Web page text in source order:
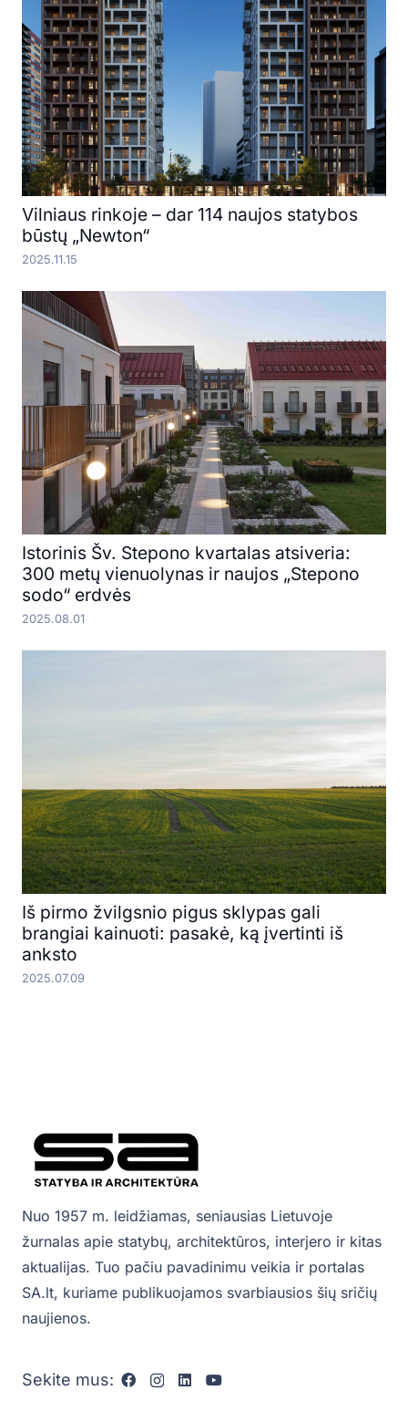
Vilniaus rinkoje – dar 114 naujos statybos
būstų „Newton“
2025.11.15
Istorinis Šv. Stepono kvartalas atsiveria:
300 metų vienuolynas ir naujos „Stepono
sodo“ erdvės
2025.08.01
Iš pirmo žvilgsnio pigus sklypas gali
brangiai kainuoti: pasakė, ką įvertinti iš
anksto
2025.07.09
Nuo 1957 m. leidžiamas, seniausias Lietuvoje
žurnalas apie statybų, architektūros, interjero ir kitas
aktualijas. Tuo pačiu pavadinimu veikia ir portalas
SA.lt, kuriame publikuojamos svarbiausios šių sričių
naujienos.
Sekite mus: